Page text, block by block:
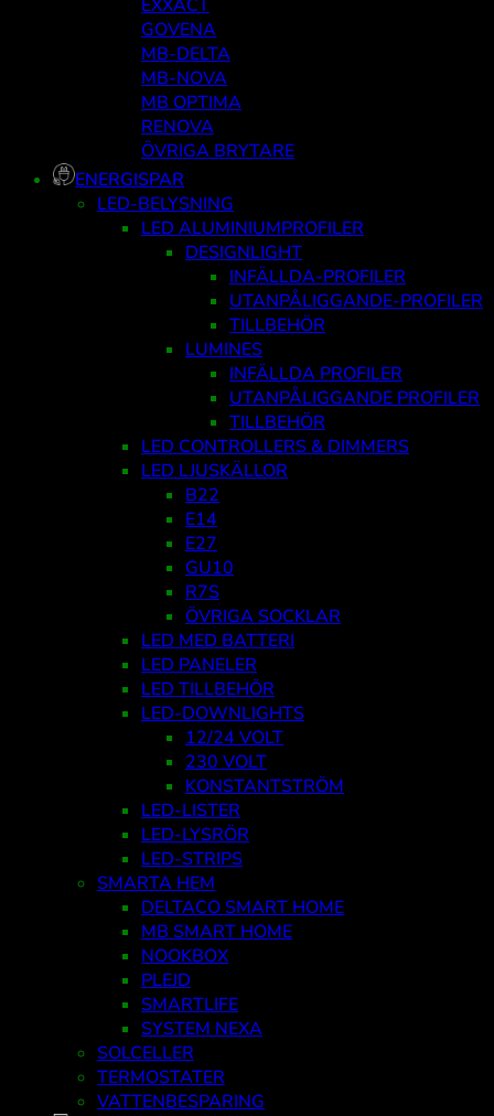
EXXACT
GOVENA
MB-DELTA
MB-NOVA
MB OPTIMA
RENOVA
ÖVRIGA BRYTARE
ENERGISPAR
LED-BELYSNING
LED ALUMINIUMPROFILER
DESIGNLIGHT
INFÄLLDA-PROFILER
UTANPÅLIGGANDE-PROFILER
TILLBEHÖR
LUMINES
INFÄLLDA PROFILER
UTANPÅLIGGANDE PROFILER
TILLBEHÖR
LED CONTROLLERS & DIMMERS
LED LJUSKÄLLOR
B22
E14
E27
GU10
R7S
ÖVRIGA SOCKLAR
LED MED BATTERI
LED PANELER
LED TILLBEHÖR
LED-DOWNLIGHTS
12/24 VOLT
230 VOLT
KONSTANTSTRÖM
LED-LISTER
LED-LYSRÖR
LED-STRIPS
SMARTA HEM
DELTACO SMART HOME
MB SMART HOME
NOOKBOX
PLEJD
SMARTLIFE
SYSTEM NEXA
SOLCELLER
TERMOSTATER
VATTENBESPARING